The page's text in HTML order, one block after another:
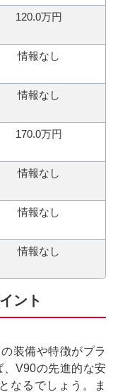
120.0万円
情報なし
情報なし
170.0万円
情報なし
情報なし
情報なし
ント
装備や特徴がプラ
、V90の先進的な安
なるでしょう。ま